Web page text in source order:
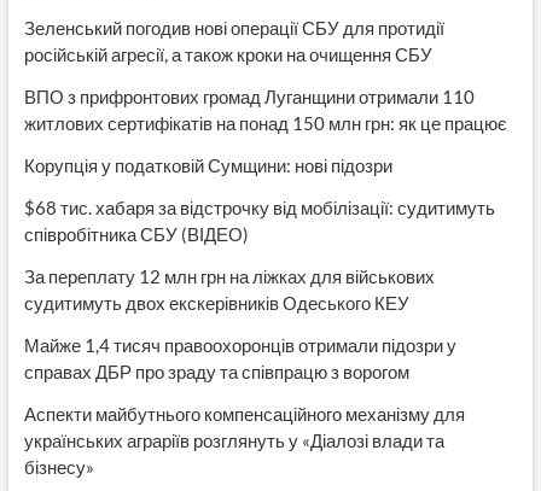
Зеленський погодив нові операції СБУ для протидії
російській агресії, а також кроки на очищення СБУ
ВПО з прифронтових громад Луганщини отримали 110
житлових сертифікатів на понад 150 млн грн: як це працює
Корупція у податковій Сумщини: нові підозри
$68 тис. хабаря за відстрочку від мобілізації: судитимуть
співробітника СБУ (ВІДЕО)
За переплату 12 млн грн на ліжках для військових
судитимуть двох екскерівників Одеського КЕУ
Майже 1,4 тисяч правоохоронців отримали підозри у
справах ДБР про зраду та співпрацю з ворогом
Аспекти майбутнього компенсаційного механізму для
українських аграріїв розглянуть у «Діалозі влади та
бізнесу»